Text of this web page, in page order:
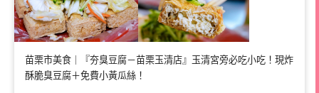
苗栗市美食｜『夯臭豆腐－苗栗玉清店』玉清宮旁必吃小吃！現炸
酥脆臭豆腐＋免費小黃瓜絲！